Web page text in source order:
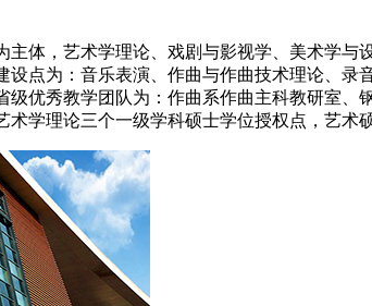
主体，艺术学理论、戏剧与影视学、美术学
设点为：音乐表演、作曲与作曲技术理论、
级优秀教学团队为：作曲系作曲主科教研室
学理论三个一级学科硕士学位授权点，艺术